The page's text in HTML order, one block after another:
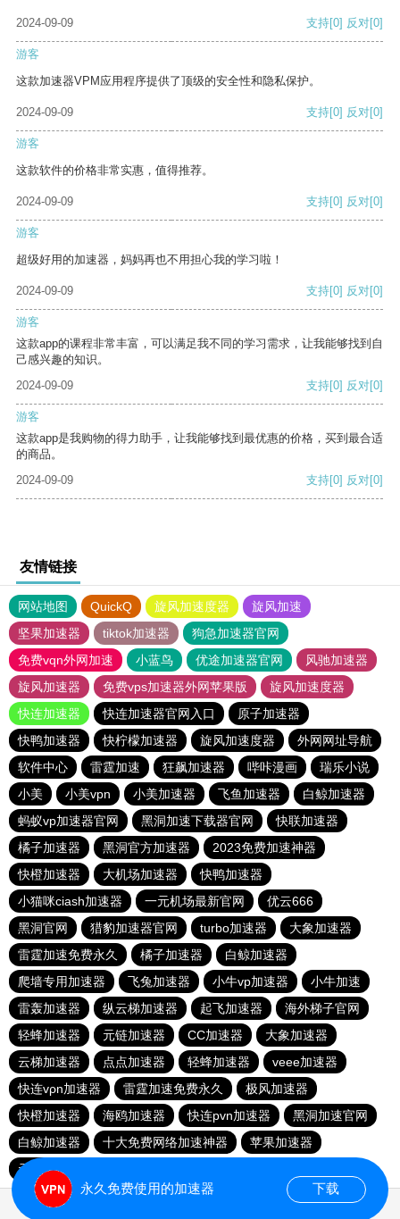
2024-09-09 支持[0] 反对[0]
游客
这款加速器VPM应用程序提供了顶级的安全性和隐私保护。
2024-09-09 支持[0] 反对[0]
游客
这款软件的价格非常实惠，值得推荐。
2024-09-09 支持[0] 反对[0]
游客
超级好用的加速器，妈妈再也不用担心我的学习啦！
2024-09-09 支持[0] 反对[0]
游客
这款app的课程非常丰富，可以满足我不同的学习需求，让我能够找到自
己感兴趣的知识。
2024-09-09
支持[0] 反对[0]
游客
这款app是我购物的得力助手，让我能够找到最优惠的价格，买到最合适
的商品。
2024-09-09
支持[0] 反对[0]
友情链接
网站地图 QuickQ 旋风加速度器
旋风加速
坚果加速器
tiktok加速器
狗急加速器官网
免费vqn外网加速
小蓝鸟 优途加速器官网
风驰加速器
旋风加速器
免费vps加速器外网苹果版
旋风加速度器
快连加速器
快连加速器官网入口
原子加速器
快鸭加速器
快柠檬加速器 旋风加速度器
外网网址导航
软件中心
雷霆加速 狂飙加速器 哔咔漫画
瑞乐小说
小美
小美vpn 小美加速器 飞鱼加速器
白鲸加速器
蚂蚁vp加速器官网
黑洞加速下载器官网
快联加速器
橘子加速器
黑洞官方加速器
2023免费加速神器
快橙加速器
大机场加速器
快鸭加速器
小猫咪ciash加速器
一元机场最新官网
优云666
黑洞官网
猎豹加速器官网 turbo加速器
大象加速器
雷霆加速免费永久
橘子加速器
白鲸加速器
爬墙专用加速器
飞兔加速器 小牛vp加速器
小牛加速
雷轰加速器
纵云梯加速器 起飞加速器
海外梯子官网
轻蜂加速器
元链加速器 CC加速器
大象加速器
云梯加速器
点点加速器 轻蜂加速器
veee加速器
快连vρn加速器
雷霆加速免费永久
极风加速器
快橙加速器
海鸥加速器 快连pvn加速器
黑洞加速官网
白鲸加速器
十大免费网络加速神器
苹果加速器
元链加速器
永久免费使用的加速器 下载